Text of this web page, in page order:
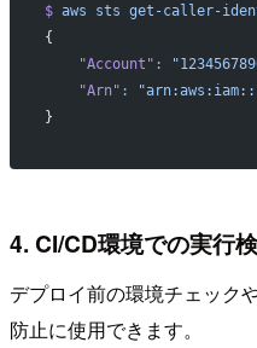
$ aws sts get-caller-
{
    "Account"
:
    "Arn"
:
}
4. CI/CD環境での実行
デプロイ前の環境チェック
防止に使用できます。